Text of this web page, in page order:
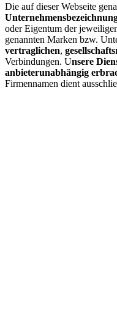
Die auf dieser Webseite
oder Eigentum der
genannten Marken bzw.
vertraglichen,
Verbindungen. Unsere
anbieterunabhängig
Firmennamen dient